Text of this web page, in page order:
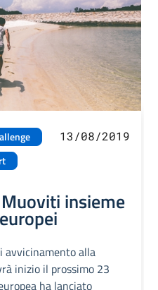
13/08/2019
insieme
avvicinamento alla
inizio il prossimo 23
ha lanciato